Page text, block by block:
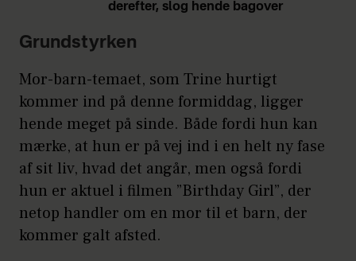
derefter, slog hende bagover
Grundstyrken
Mor-barn-temaet, som Trine hurtigt
kommer ind på denne formiddag, ligger
hende meget på sinde. Både fordi hun kan
mærke, at hun er på vej ind i en helt ny fase
af sit liv, hvad det angår, men også fordi
hun er aktuel i filmen ”Birthday Girl”, der
netop handler om en mor til et barn, der
kommer galt afsted.